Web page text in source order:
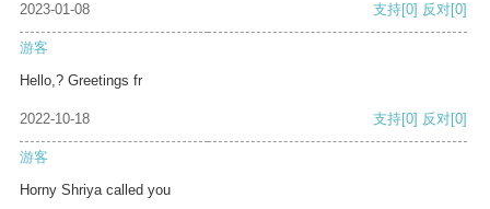
2023-01-08 支持[0] 反对[0]
游客
Hello,? Greetings fr
2022-10-18 支持[0] 反对[0]
游客
Horny Shriya called you